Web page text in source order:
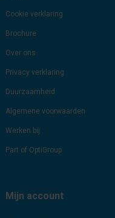
Cookie verklaring
Brochure
Over ons
Privacy verklaring
Duurzaamheid
Algemene voorwaarden
Werken bij
Part of OptiGroup
Mijn account